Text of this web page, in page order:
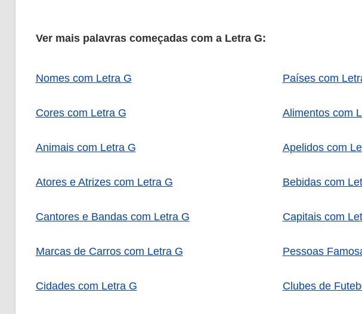
Ver mais palavras começadas com a Letra G:
Nomes com Letra G
Cores com Letra G
Animais com Letra G
Atores e Atrizes com Letra G
Cantores e Bandas com Letra G
Marcas de Carros com Letra G
Cidades com Letra G
Países com
Alimentos com
Apelidos com
Bebidas com
Capitais com
Pessoas
Clubes de